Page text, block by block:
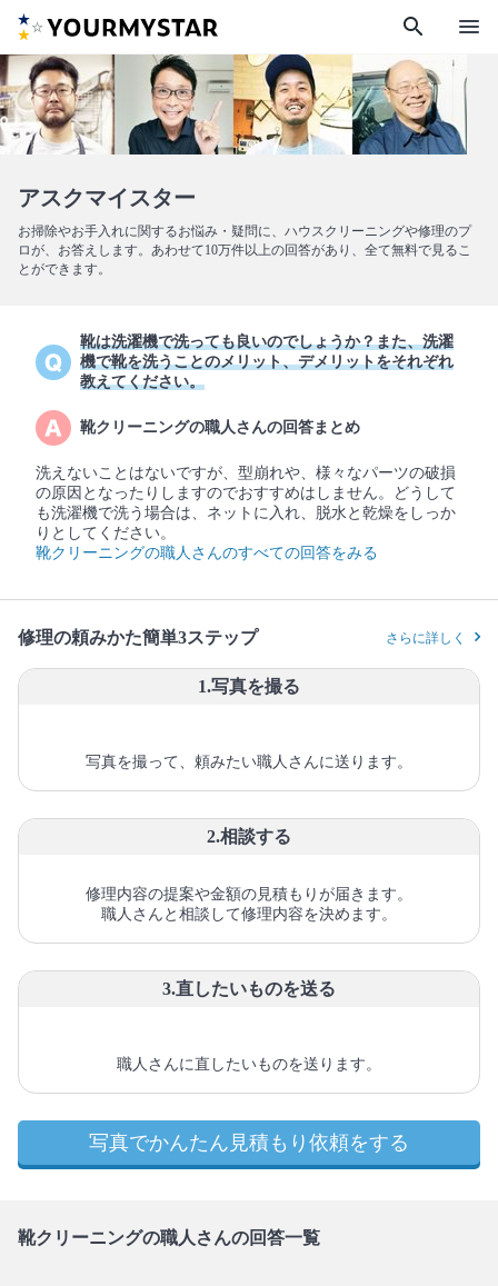
search menu
アスクマイスター
お掃除やお手入れに関するお悩み・疑問に、ハウスクリーニングや修理のプ
ロが、お答えします。あわせて10万件以上の回答があり、全て無料で見るこ
とができます。
靴は洗濯機で洗っても良いのでしょうか？また、洗濯
機で靴を洗うことのメリット、デメリットをそれぞれ
教えてください。
靴クリーニングの職人さんの回答まとめ
洗えないことはないですが、型崩れや、様々なパーツの破損
の原因となったりしますのでおすすめはしません。どうして
も洗濯機で洗う場合は、ネットに入れ、脱水と乾燥をしっか
りとしてください。
靴クリーニングの職人さんのすべての回答をみる
修理の頼みかた簡単3ステップ さらに詳しく
1.写真を撮る
写真を撮って、頼みたい職人さんに送ります。
2.相談する
修理内容の提案や金額の見積もりが届きます。
職人さんと相談して修理内容を決めます。
3.直したいものを送る
職人さんに直したいものを送ります。
写真でかんたん見積もり依頼をする
靴クリーニングの職人さんの回答一覧